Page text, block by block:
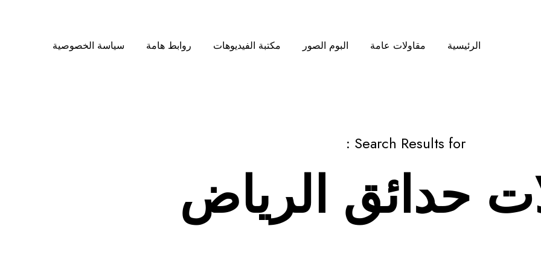
الرئيسية مقاولات عامة البوم الصور مكتبة الفيديوهات روابط هامة سياسة الخصوصية
Search Results for :
حدائق الرياض